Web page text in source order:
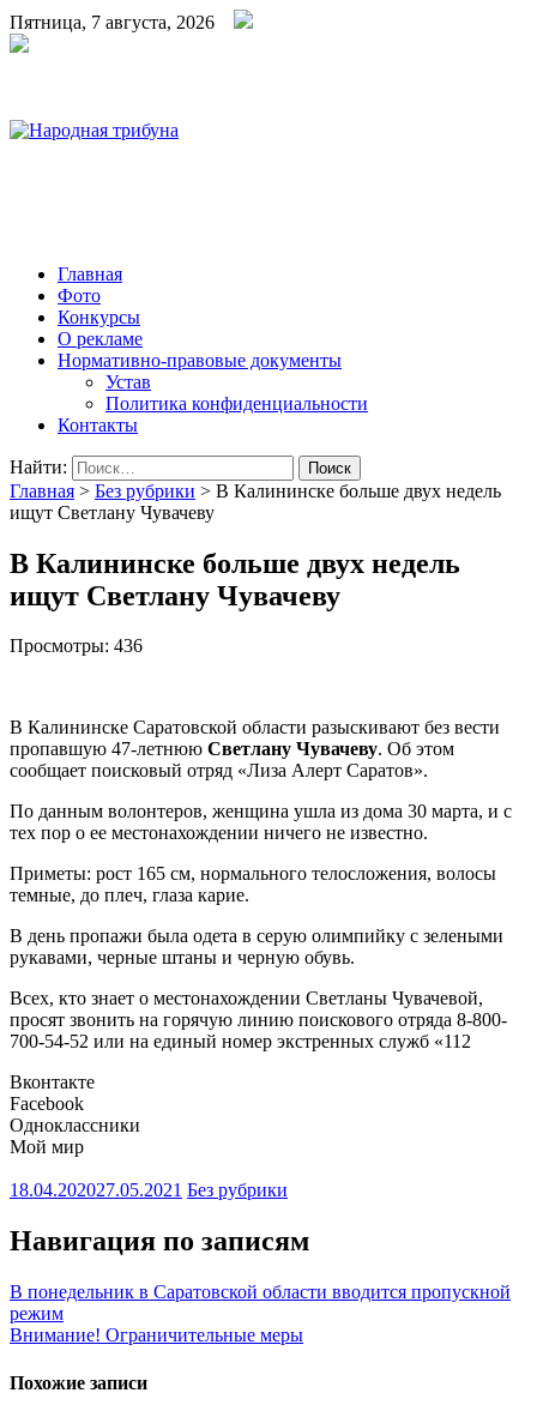
Пятница, 7 августа, 2026
Главная
Фото
Конкурсы
О рекламе
Нормативно-правовые документы
Устав
Политика конфиденциальности
Контакты
Найти:
Главная > Без рубрики > В Калининске больше двух недель
ищут Светлану Чувачеву
В Калининске больше двух недель
ищут Светлану Чувачеву
Просмотры: 436
В Калининске Саратовской области разыскивают без вести
пропавшую 47-летнюю Светлану Чувачеву. Об этом
сообщает поисковый отряд «Лиза Алерт Саратов».
По данным волонтеров, женщина ушла из дома 30 марта, и с
тех пор о ее местонахождении ничего не известно.
Приметы: рост 165 см, нормального телосложения, волосы
темные, до плеч, глаза карие.
В день пропажи была одета в серую олимпийку с зелеными
рукавами, черные штаны и черную обувь.
Всех, кто знает о местонахождении Светланы Чувачевой,
просят звонить на горячую линию поискового отряда 8-800-
700-54-52 или на единый номер экстренных служб «112
Вконтакте
Facebook
Одноклассники
Мой мир
18.04.202027.05.2021 Без рубрики
Навигация по записям
В понедельник в Саратовской области вводится пропускной
режим
Внимание! Ограничительные меры
Похожие записи